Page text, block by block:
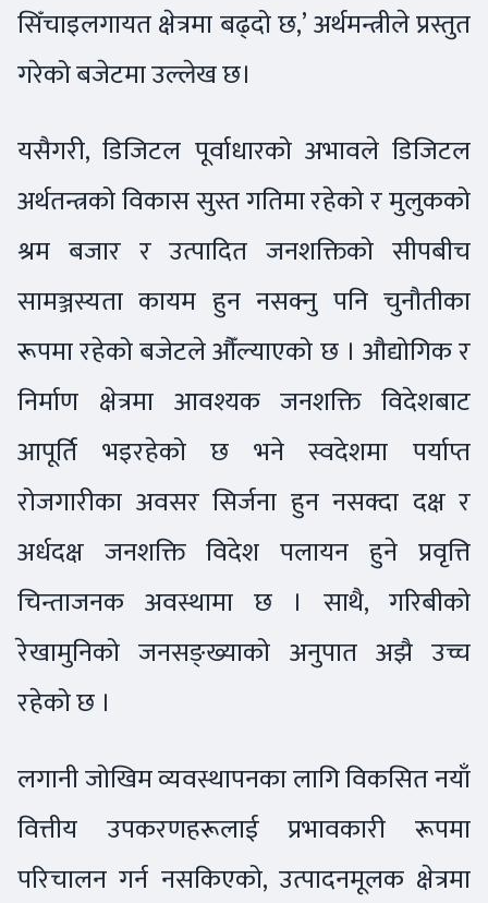
सिँचाइलगायत क्षेत्रमा बढ्दो छ,’ अर्थमन्त्रीले प्रस्तुत
गरेको बजेटमा उल्लेख छ।
यसैगरी, डिजिटल पूर्वाधारको अभावले डिजिटल
अर्थतन्त्रको विकास सुस्त गतिमा रहेको र मुलुकको
श्रम बजार र उत्पादित जनशक्तिको सीपबीच
सामञ्जस्यता कायम हुन नसक्नु पनि चुनौतीका
रूपमा रहेको बजेटले औँल्याएको छ । औद्योगिक र
निर्माण क्षेत्रमा आवश्यक जनशक्ति विदेशबाट
आपूर्ति भइरहेको छ भने स्वदेशमा पर्याप्त
रोजगारीका अवसर सिर्जना हुन नसक्दा दक्ष र
अर्धदक्ष जनशक्ति विदेश पलायन हुने प्रवृत्ति
चिन्ताजनक अवस्थामा छ । साथै, गरिबीको
रेखामुनिको जनसङ्ख्याको अनुपात अझै उच्च
रहेको छ ।
लगानी जोखिम व्यवस्थापनका लागि विकसित नयाँ
वित्तीय उपकरणहरूलाई प्रभावकारी रूपमा
परिचालन गर्न नसकिएको, उत्पादनमूलक क्षेत्रमा